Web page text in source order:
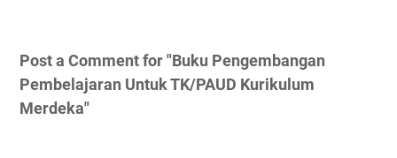
Post a Comment for "Buku Pengembangan
Pembelajaran Untuk TK/PAUD Kurikulum
Merdeka"